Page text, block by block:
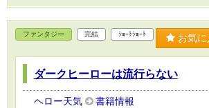
ファンタジー 完結 ｼｮｰﾄｼｮｰﾄ お気
ダークヒーローは流行らない
ヘロー天気 書籍情報